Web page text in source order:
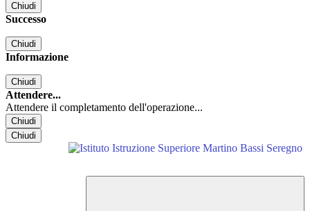
Chiudi
Successo
Chiudi
Informazione
Chiudi
Attendere...
Attendere il completamento dell'operazione...
Chiudi
Chiudi